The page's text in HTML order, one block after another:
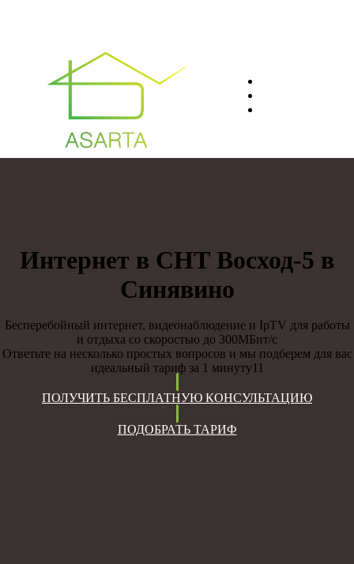
Интернет в СНТ Восход-5 в
Синявино
Бесперебойный интернет, видеонаблюдение и IpTV для работы
и отдыха со скоростью до 300МБит/с
Ответьте на несколько простых вопросов и мы подберем для вас
идеальный тариф за 1 минуту11
ПОЛУЧИТЬ БЕСПЛАТНУЮ КОНСУЛЬТАЦИЮ
ПОДОБРАТЬ ТАРИФ